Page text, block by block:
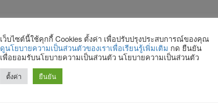
เว็บไซต์นี้ใช้คุกกี้ Cookies ตั้งค่า เพื่อปรับปรุงประสบการณ์ของคุณ
ดูนโยบายความเป็นส่วนตัวของเราเพื่อเรียนรู้เพิ่มเติม กด ยืนยัน
เพื่อยอมรับนโยบายความเป็นส่วนตัว นโยบายความเป็นส่วนตัว
ตั้งค่า ยืนยัน